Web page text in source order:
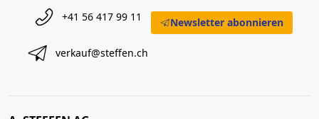
+41 56 417 99 11
verkauf@steffen.ch
Newsletter abonnieren